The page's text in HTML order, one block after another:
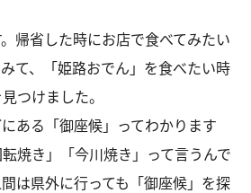
帰省した時にお店で食べてみたい
て、「姫路おでん」を食べたい時
つけました。
ある「御座候」ってわかります
焼き」「今川焼き」って言うんで
は県外に行っても「御座候」を探